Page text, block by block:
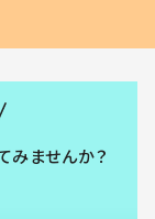
みませんか？